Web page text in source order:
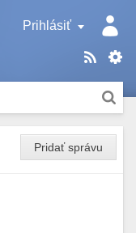
Prihlásiť
Pridať správu